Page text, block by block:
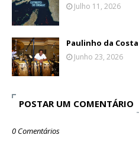
Julho 11, 2026
Paulinho da
Junho 23, 2026
POSTAR UM COMENTÁRIO
0 Comentários